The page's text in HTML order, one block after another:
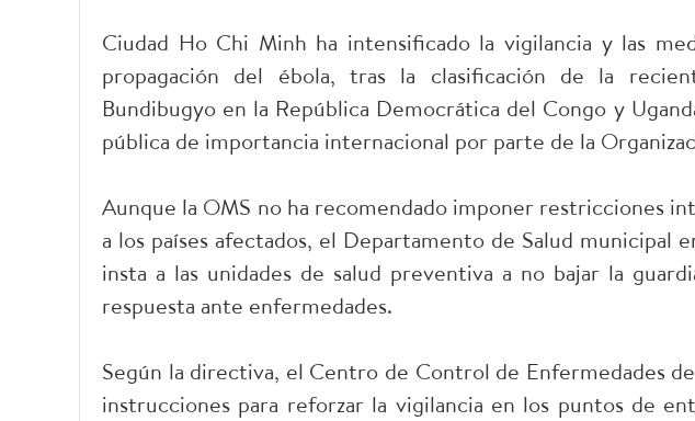
Ciudad Ho Chi Minh ha intensificado la vigilancia y las
propagación del ébola, tras la clasificación de la
Bundibugyo en la República Democrática del Congo y
pública de importancia internacional por parte de la
Aunque la OMS no ha recomendado imponer restricciones
a los países afectados, el Departamento de Salud municipal
insta a las unidades de salud preventiva a no bajar la
respuesta ante enfermedades.
Según la directiva, el Centro de Control de Enfermedades
instrucciones para reforzar la vigilancia en los puntos de